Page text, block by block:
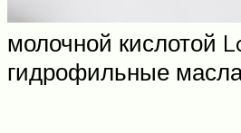
молочной кислотой
гидрофильные